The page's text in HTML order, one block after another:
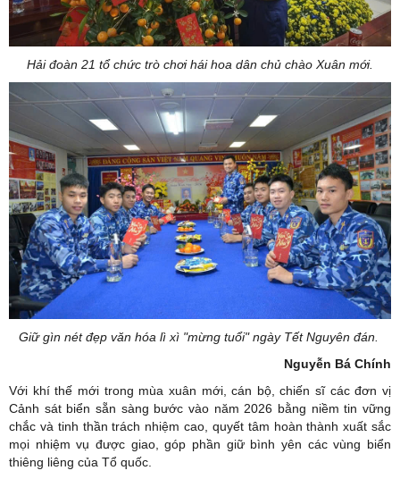
Hải đoàn 21 tổ chức trò chơi hái hoa dân chủ chào Xuân mới.
Giữ gìn nét đẹp văn hóa lì xì "mừng tuổi" ngày Tết Nguyên đán.
Nguyễn Bá Chính
Với khí thế mới trong mùa xuân mới, cán bộ, chiến sĩ các đơn vị
Cảnh sát biển sẵn sàng bước vào năm 2026 bằng niềm tin vững
chắc và tinh thần trách nhiệm cao, quyết tâm hoàn thành xuất sắc
mọi nhiệm vụ được giao, góp phần giữ bình yên các vùng biển
thiêng liêng của Tổ quốc.